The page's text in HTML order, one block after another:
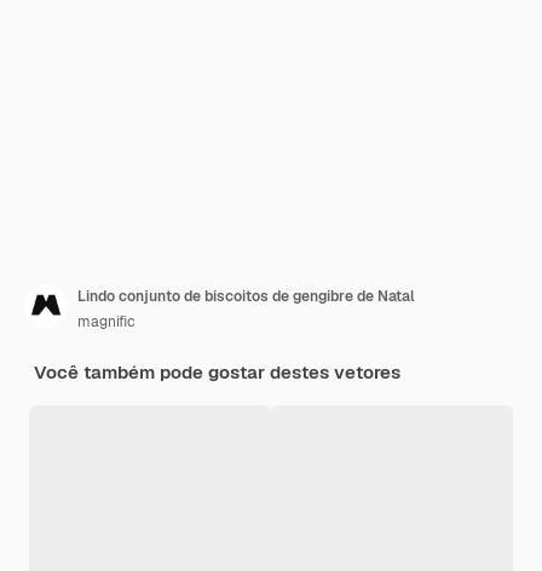
Lindo conjunto de biscoitos de gengibre de Natal
magnific
Você também pode gostar destes vetores